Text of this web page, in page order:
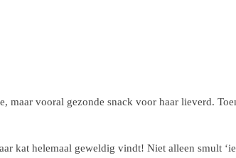
maar vooral gezonde snack voor haar lieverd.
kat helemaal geweldig vindt! Niet alleen smult